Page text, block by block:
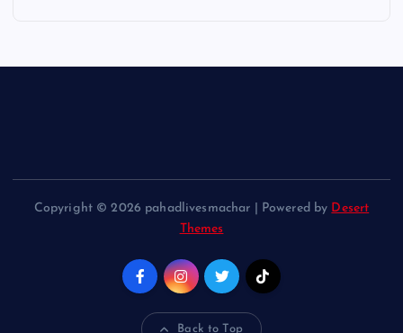
Copyright © 2026 pahadlivesmachar | Powered by Desert
Themes
Back to Top